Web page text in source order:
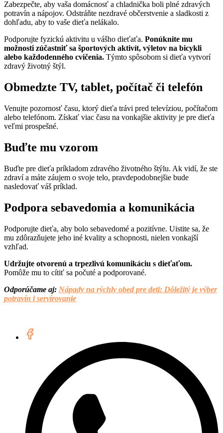
Zabezpečte, aby vaša domácnosť a chladnička boli plné zdravých
potravín a nápojov. Odstráňte nezdravé občerstvenie a sladkosti z
dohľadu, aby to vaše dieťa nelákalo.
Podporujte fyzickú aktivitu u vášho dieťaťa. Ponúknite mu
možnosti zúčastniť sa športových aktivít, výletov na bicykli
alebo každodenného cvičenia. Týmto spôsobom si dieťa vytvorí
zdravý životný štýl.
Obmedzte TV, tablet, počítač či telefón
Venujte pozornosť času, ktorý dieťa trávi pred televíziou, počítačom
alebo telefónom. Získať viac času na vonkajšie aktivity je pre dieťa
veľmi prospešné.
Buďte mu vzorom
Buďte pre dieťa príkladom zdravého životného štýlu. Ak vidí, že ste
zdraví a máte záujem o svoje telo, pravdepodobnejšie bude
nasledovať váš príklad.
Podpora sebavedomia a komunikácia
Podporujte dieťa, aby bolo sebavedomé a pozitívne. Uistite sa, že
mu zdôrazňujete jeho iné kvality a schopnosti, nielen vonkajší
vzhľad.
Udržujte otvorenú a trpezlivú komunikáciu s dieťaťom.
Pomôže mu to cítiť sa počuté a podporované.
Odporúčame aj: Nápady na rýchly obed pre deti: Dôležitý je výber
potravín i servírovanie